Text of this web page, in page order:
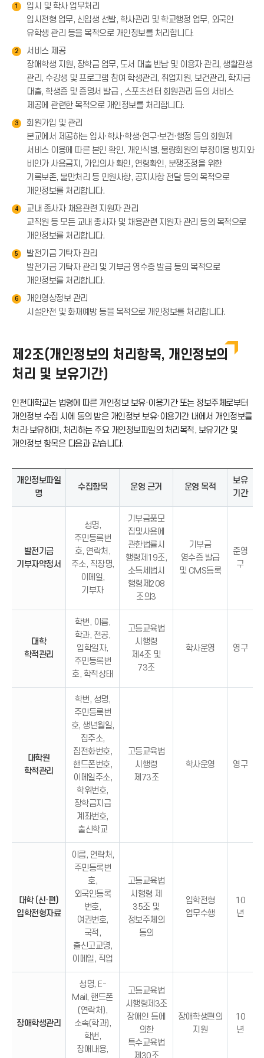
1
입시 및 학사 업무처리
입시전형 업무, 신입생 선발, 학사관리 및 학교행정 업무, 외국인
유학생 관리 등을 목적으로 개인정보를 처리합니다.
2
서비스 제공
장애학생 지원, 장학금 업무, 도서 대출 반납 및 이용자 관리, 생활관생
관리, 수강생 및 프로그램 참여 학생관리, 취업지원, 보건관리, 학자금
대출, 학생증 및 증명서 발급 , 스포츠센터 회원관리 등의 서비스
제공에 관련한 목적으로 개인정보를 처리합니다.
3
회원가입 및 관리
본교에서 제공하는 입시·학사·학생·연구·보건·행정 등의 회원제
서비스 이용에 따른 본인 확인, 개인식별, 불량회원의 부정이용 방지와
비인가 사용금지, 가입의사 확인, 연령확인, 분쟁조정을 위한
기록보존, 불만처리 등 민원사항, 공지사항 전달 등의 목적으로
개인정보를 처리합니다.
4
교내 종사자 채용관련 지원자 관리
교직원 등 모든 교내 종사자 및 채용관련 지원자 관리 등의 목적으로
개인정보를 처리합니다.
5
발전기금 기탁자 관리
발전기금 기탁자 관리 및 기부금 영수증 발급 등의 목적으로
개인정보를 처리합니다.
6
개인영상정보 관리
시설안전 및 화재예방 등을 목적으로 개인정보를 처리합니다.
제2조(개인정보의 처리항목, 개인정보의
처리 및 보유기간)
인천대학교는 법령에 따른 개인정보 보유·이용기간 또는 정보주체로부터
개인정보 수집 시에 동의 받은 개인정보 보유·이용기간 내에서 개인정보를
처리·보유하며, 처리하는 주요 개인정보파일의 처리목적, 보유기간 및
개인정보 항목은 다음과 같습니다.
개인정보파일
명
수집항목 운영 근거 운영 목적
보유
기간
발전기금
기부자약정서
성명,
주민등록번
호, 연락처,
주소, 직장명,
이메일,
기부자
기부금품모
집및사용에
관한법률시
행령제19조,
소득세법시
행령제208
조의3
기부금
영수증 발급
및 CMS등록
준영
구
대학
학적관리
학번, 이름,
학과, 전공,
입학일자,
주민등록번
호, 학적상태
고등교육법
시행령
제4조 및
73조
학사운영 영구
대학원
학적관리
학번, 성명,
주민등록번
호, 생년월일,
집주소,
집전화번호,
핸드폰번호,
이메일주소,
학위번호,
장학금지급
계좌번호,
출신학교
고등교육법
시행령
제73조
학사운영 영구
대학 (신·편)
입학전형자료
이름, 연락처,
주민등록번
호,
외국인등록
번호,
여권번호,
국적,
출신고교명,
이메일, 직업
고등교육법
시행령 제
35조 및
정보주체의
동의
입학전형
업무수행
10
년
장애학생관리
성명, E-
Mail, 핸드폰
(연락처),
소속(학과),
학번,
장애내용,
고등교육법
시행령제3조
장애인 등에
의한
특수교육법
제30조
장애학생편의
지원
10
년